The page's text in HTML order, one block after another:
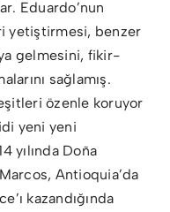
Eduardo’nun
yetiştirmesi, benzer
gelmesini, fikir-
sağlamış.
özenle koruyor
yeni yeni
yılında Doña
Antioquia’da
kazandığında